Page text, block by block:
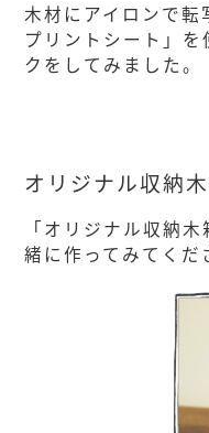
木材にアイロンで転
プリントシート」
クをしてみました。
オリジナル収納
「オリジナル収納
緒に作ってみてくだ